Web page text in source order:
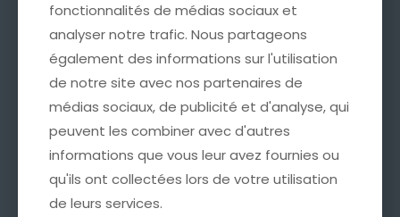
fonctionnalités de médias sociaux et
analyser notre trafic. Nous partageons
également des informations sur l'utilisation
de notre site avec nos partenaires de
médias sociaux, de publicité et d'analyse, qui
peuvent les combiner avec d'autres
informations que vous leur avez fournies ou
qu'ils ont collectées lors de votre utilisation
de leurs services.
fonctionnalités de médias sociaux et
analyser notre trafic. Nous partageons
également des informations sur l'utilisation
de notre site avec nos partenaires de
médias sociaux, de publicité et d'analyse, qui
peuvent les combiner avec d'autres
informations que vous leur avez fournies ou
qu'ils ont collectées lors de votre utilisation
de leurs services.